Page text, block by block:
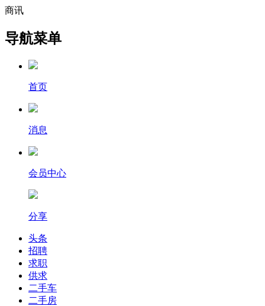
商讯
导航菜单
首页
消息
会员中心
分享
头条
招聘
求职
供求
二手车
二手房